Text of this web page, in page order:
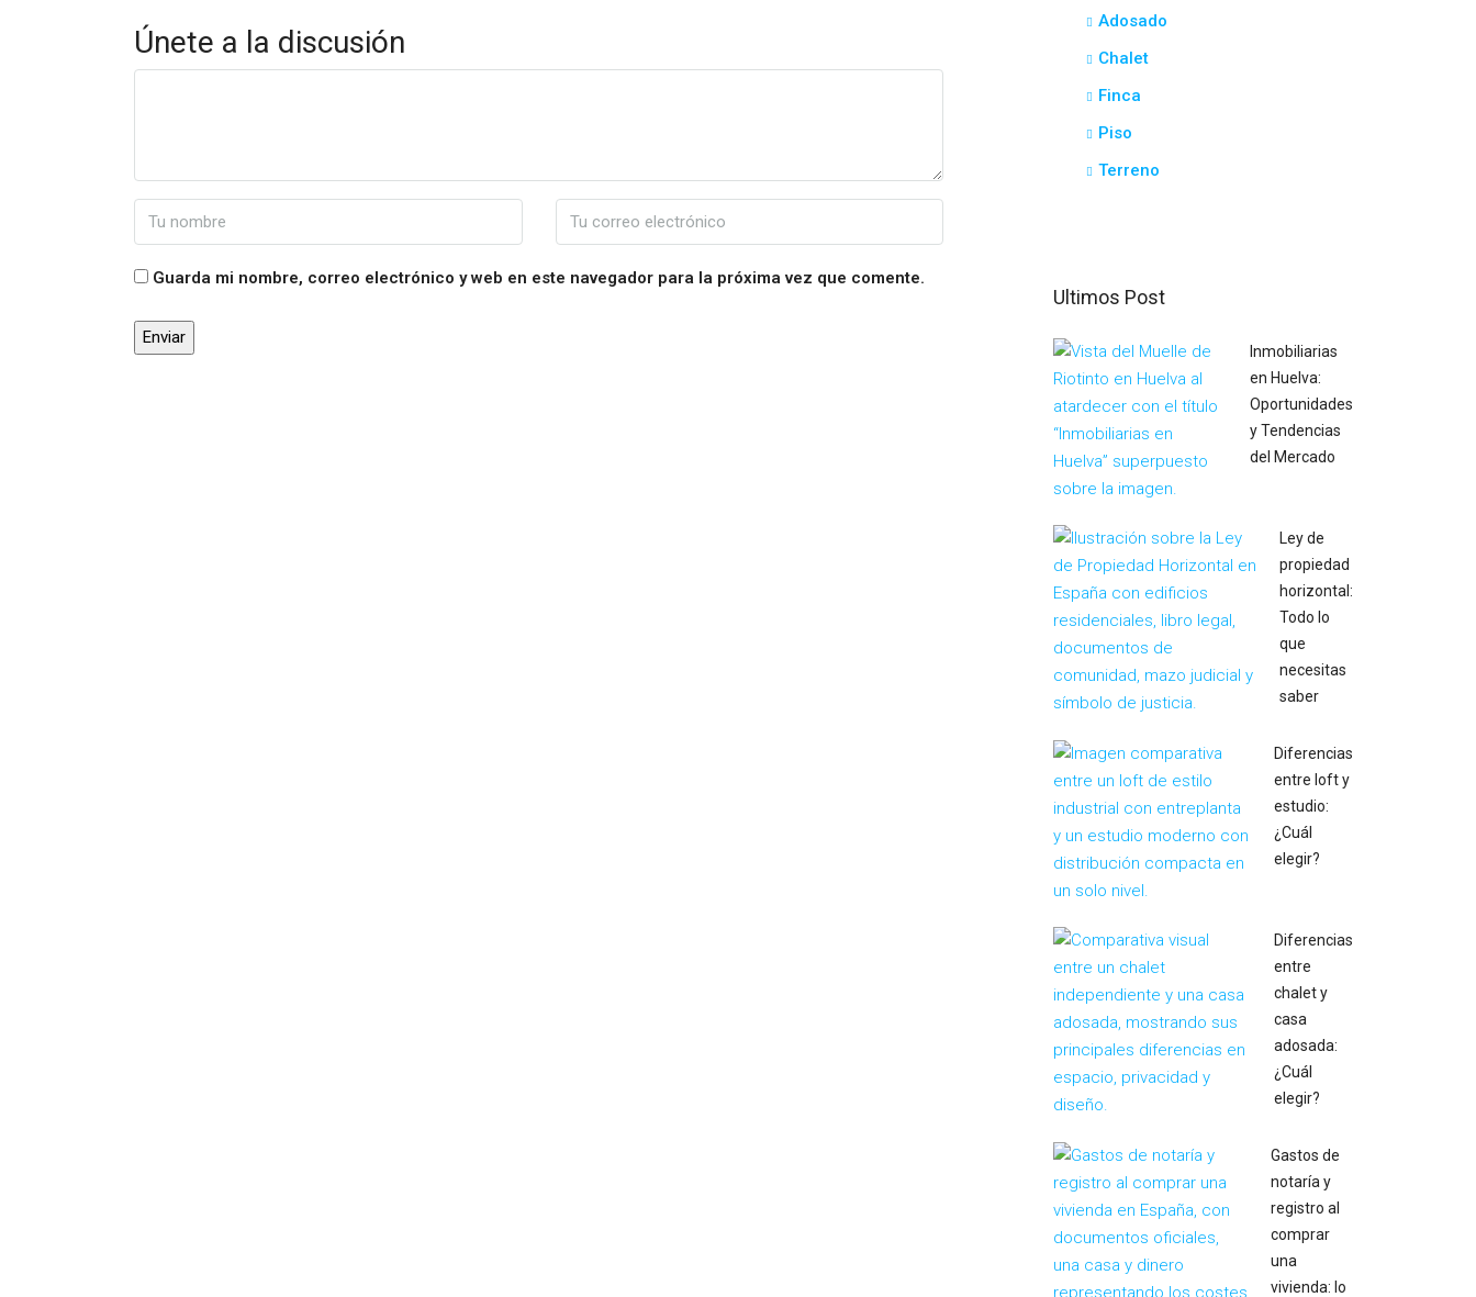
Únete a la discusión
Guarda mi nombre, correo electrónico y web en este navegador para la próxima vez que comente.
Adosado
Chalet
Finca
Piso
Terreno
Ultimos Post
Inmobiliarias
en Huelva:
Oportunidades
y Tendencias
del Mercado
Ley de
propiedad
horizontal:
Todo lo
que
necesitas
saber
Diferencias
entre loft y
estudio:
¿Cuál
elegir?
Diferencias
entre
chalet y
casa
adosada:
¿Cuál
elegir?
Gastos de
notaría y
registro al
comprar
una
vivienda: lo